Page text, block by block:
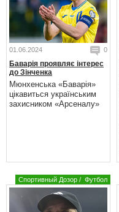
01.06.2024 0
Баварія проявляє інтерес
до Зінченка
Мюнхенська «Баварія»
цікавиться українським
захисником «Арсеналу»
Спортивный Дозор / Футбол